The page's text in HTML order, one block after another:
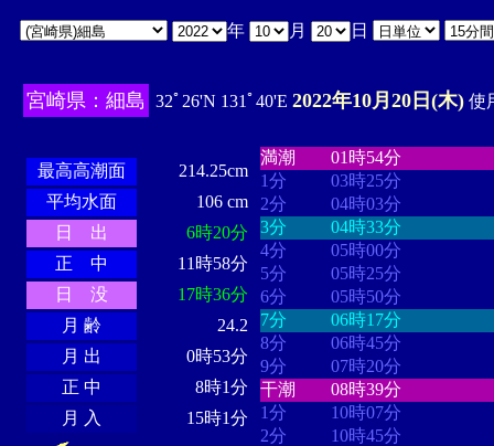
年 月 日
宮崎県：細島 32ﾟ26'N 131ﾟ40'E 2022年10月20日(木) 使
最高高潮面
214.25cm
平均水面
106 cm
日 出
6時20分
正 中
11時58分
日 没
17時36分
月 齢
24.2
月 出
0時53分
正 中
8時1分
月 入
15時1分
満潮
01時54分
1分
03時25分
2分
04時03分
3分
04時33分
4分
05時00分
5分
05時25分
6分
05時50分
7分
06時17分
8分
06時45分
9分
07時20分
干潮
08時39分
1分
10時07分
2分
10時45分